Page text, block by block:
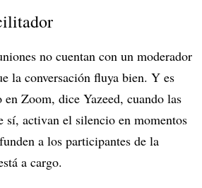
no cuentan con un moderador
la conversación fluya bien. Y es
en Zoom, dice Yazeed, cuando las
sí, activan el silencio en momentos
a los participantes de la
a cargo.